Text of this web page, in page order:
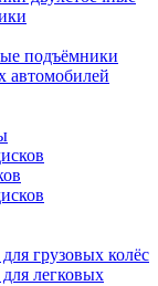
подъёмники
автомобилей
грузовых колёс
легковых